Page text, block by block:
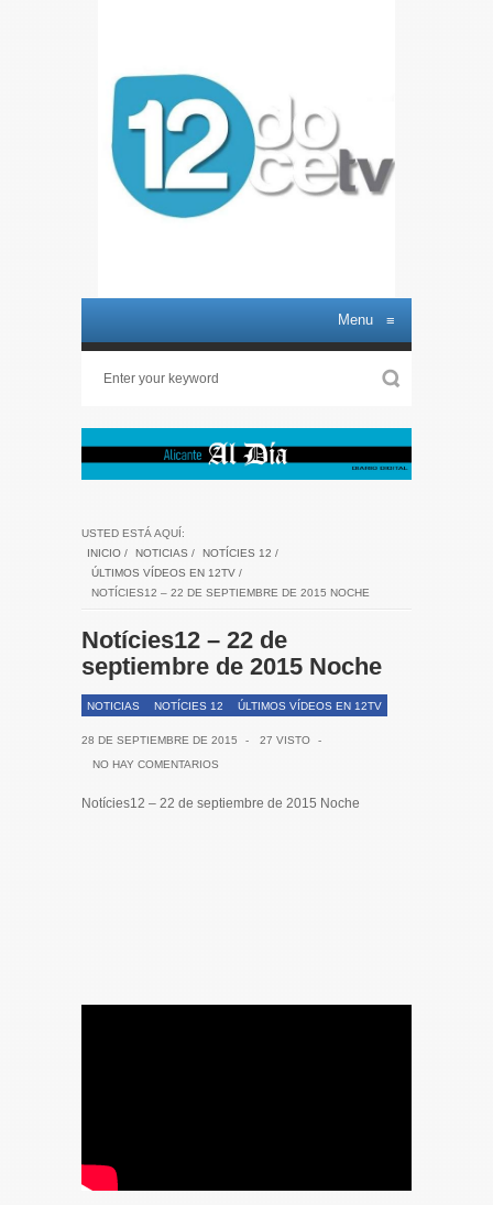
Menu ≡
USTED ESTÁ AQUÍ:
INICIO / NOTICIAS / NOTÍCIES 12 /
ÚLTIMOS VÍDEOS EN 12TV /
NOTÍCIES12 – 22 DE SEPTIEMBRE DE 2015 NOCHE
Notícies12 – 22 de
septiembre de 2015 Noche
NOTICIAS NOTÍCIES 12 ÚLTIMOS VÍDEOS EN 12TV
28 DE SEPTIEMBRE DE 2015 - 27 VISTO
-
NO HAY COMENTARIOS
Notícies12 – 22 de septiembre de 2015 Noche